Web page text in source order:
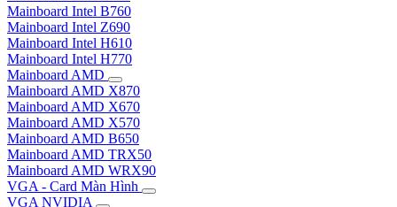
Mainboard Intel B760
Mainboard Intel Z690
Mainboard Intel H610
Mainboard Intel H770
Mainboard AMD
Mainboard AMD X870
Mainboard AMD X670
Mainboard AMD X570
Mainboard AMD B650
Mainboard AMD TRX50
Mainboard AMD WRX90
VGA - Card Màn Hình
VGA NVIDIA